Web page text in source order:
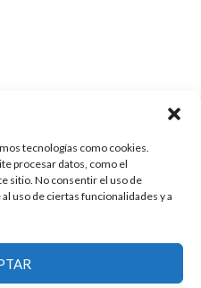
tecnologías como cookies.
procesar datos, como el
sitio. No consentir el uso de
uso de ciertas funcionalidades y a